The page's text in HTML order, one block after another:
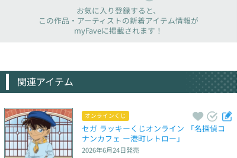
お気に入り登録すると、
この作品・アーティストの新着アイテム情報が
myFaveに掲載されます！
関連アイテム
オンラインくじ
セガ ラッキーくじオンライン 「名探偵コ
ナンカフェ ー港町レトロー」
2026年6月24日発売